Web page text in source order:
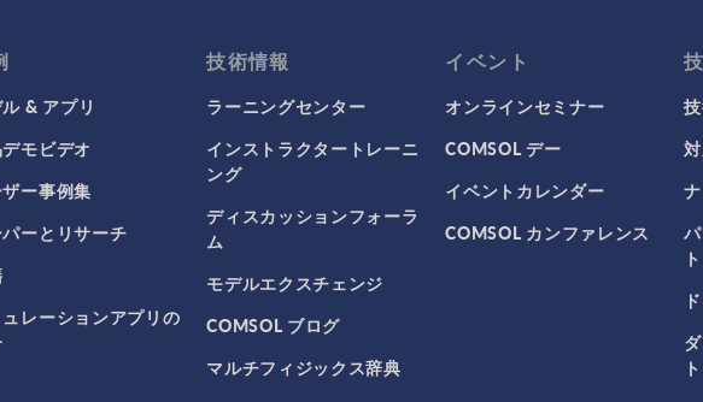
& アプリ
モビデオ
ー事例集
ーとリサーチ
レーションアプリの
技術情報
ラーニングセンター
インストラクタートレーニ
ング
ディスカッションフォーラ
ム
モデルエクスチェンジ
COMSOL ブログ
マルチフィジックス辞典
イベント
オンラインセミナー
COMSOL デー
イベントカレンダー
COMSOL カンファレンス
ト